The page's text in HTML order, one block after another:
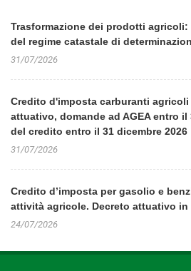
Trasformazione dei prodotti
del regime catastale di
31/07/2026
Credito d'imposta carburanti agricoli
attuativo, domande ad AGEA entro
del credito entro il 31 dicembre 2026
31/07/2026
Credito d’imposta per gasolio e
attività agricole. Decreto attuativo in
24/07/2026